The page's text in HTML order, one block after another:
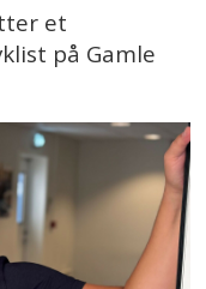
et
på Gamle